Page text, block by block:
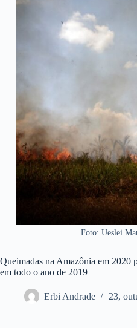
Foto: Ueslei
Queimadas na Amazônia em 2020
em todo o ano de 2019
Erbi Andrade 23,